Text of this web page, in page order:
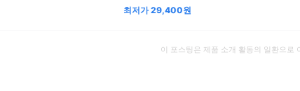
최저가29,400원
이 포스팅은 제품 소개 활동의 일환으로